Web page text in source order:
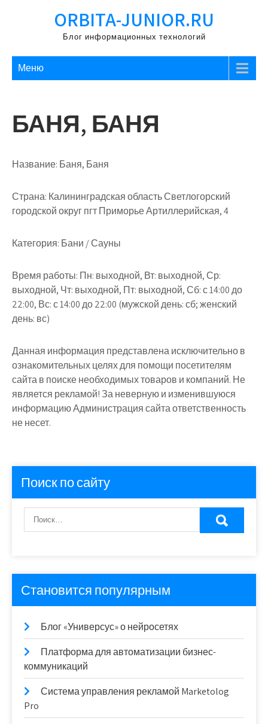
ORBITA-JUNIOR.RU
Блог информационных технологий
Меню
БАНЯ, БАНЯ
Название: Баня, Баня
Страна: Калининградская область Светлогорский
городской округ пгт Приморье Артиллерийская, 4
Категория: Бани / Сауны
Время работы: Пн: выходной, Вт: выходной, Ср:
выходной, Чт: выходной, Пт: выходной, Сб: с 14:00 до
22:00, Вс: с 14:00 до 22:00 (мужской день: сб; женский
день: вс)
Данная информация представлена исключительно в
ознакомительных целях для помощи посетителям
сайта в поиске необходимых товаров и компаний. Не
является рекламой! За неверную и изменившуюся
информацию Администрация сайта ответственность
не несет.
Поиск по сайту
Становится популярным
Блог «Универсус» о нейросетях
Платформа для автоматизации бизнес-
коммуникаций
Система управления рекламой Marketolog
Pro